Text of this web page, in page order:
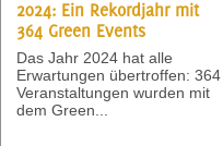
2024: Ein Rekordjahr mit
364 Green Events
Das Jahr 2024 hat alle
Erwartungen übertroffen: 364
Veranstaltungen wurden mit
dem Green...